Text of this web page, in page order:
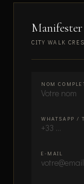
CITY WALK
NOM
WHATSAPP /
E-MAIL